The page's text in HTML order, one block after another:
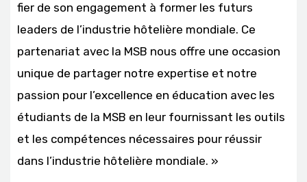
fier de son engagement à former les futurs
leaders de l’industrie hôtelière mondiale. Ce
partenariat avec la MSB nous offre une occasion
unique de partager notre expertise et notre
passion pour l’excellence en éducation avec les
étudiants de la MSB en leur fournissant les outils
et les compétences nécessaires pour réussir
dans l’industrie hôtelière mondiale. »